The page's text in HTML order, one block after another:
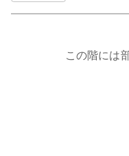
この階には